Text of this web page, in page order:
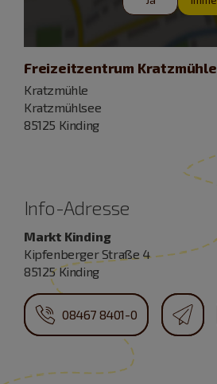
Freizeitzentrum Kratzmühle
Kratzmühle
Kratzmühlsee
85125 Kinding
Info-Adresse
Markt Kinding
Kipfenberger Straße 4
85125 Kinding
08467 8401-0